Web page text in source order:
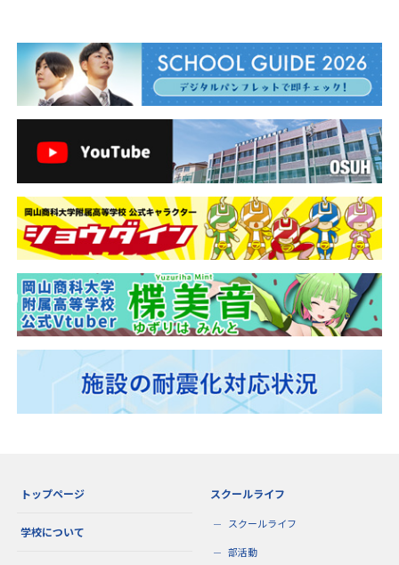
ゲ
ー
シ
トップページ
学校について
スクールライフ
スクールライフ
部活動